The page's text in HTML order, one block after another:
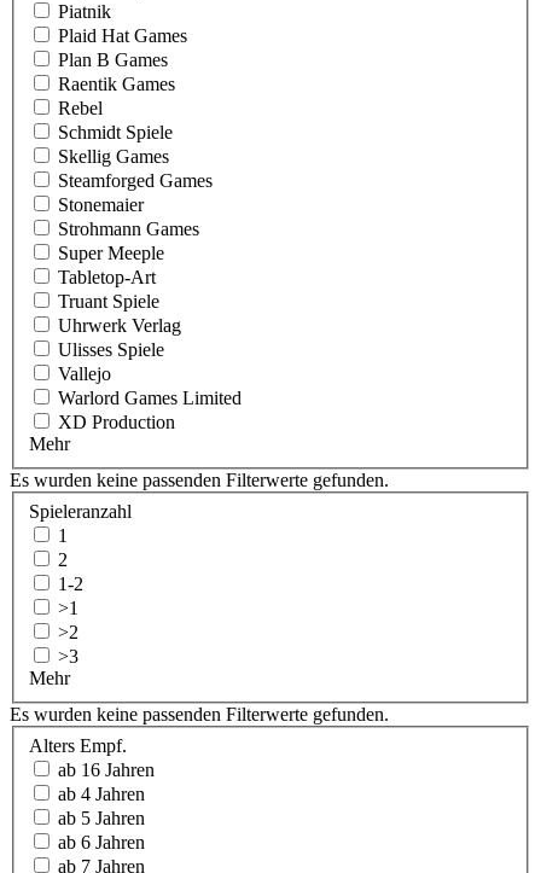
Piatnik
Plaid Hat Games
Plan B Games
Raentik Games
Rebel
Schmidt Spiele
Skellig Games
Steamforged Games
Stonemaier
Strohmann Games
Super Meeple
Tabletop-Art
Truant Spiele
Uhrwerk Verlag
Ulisses Spiele
Vallejo
Warlord Games Limited
XD Production
Mehr
Es wurden keine passenden Filterwerte gefunden.
Spieleranzahl
1
2
1-2
>1
>2
>3
Mehr
Es wurden keine passenden Filterwerte gefunden.
Alters Empf.
ab 16 Jahren
ab 4 Jahren
ab 5 Jahren
ab 6 Jahren
ab 7 Jahren